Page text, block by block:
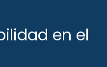
en el